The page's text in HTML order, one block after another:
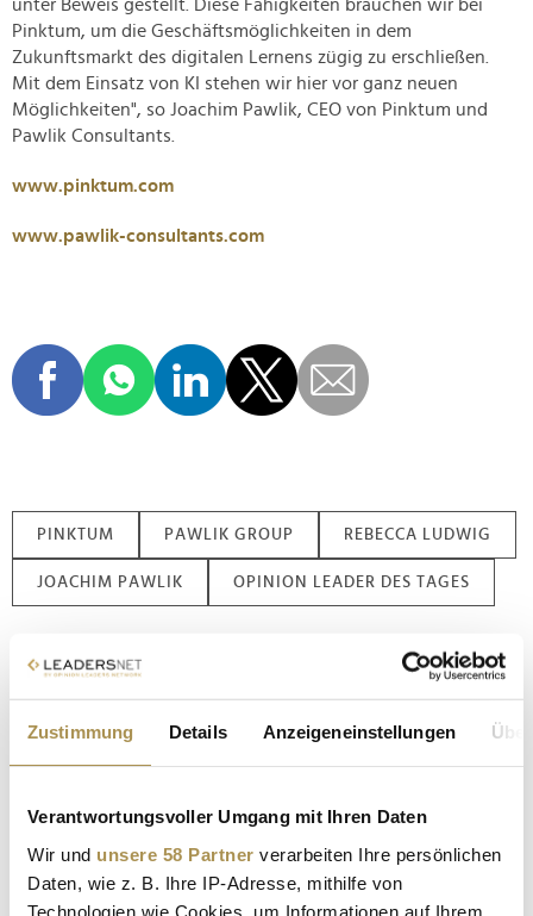
Zustimmung Details Anzeigeneinstellungen
Verantwortungsvoller Umgang mit Ihren Daten
Wir und unsere 58 Partner verarbeiten Ihre persönlichen
Daten, wie z. B. Ihre IP-Adresse, mithilfe von
Technologien wie Cookies, um Informationen auf Ihrem
unter Beweis gestellt. Diese Fähigkeiten brauchen wir bei
Pinktum, um die Geschäftsmöglichkeiten in dem
Zukunftsmarkt des digitalen Lernens zügig zu erschließen.
Mit dem Einsatz von KI stehen wir hier vor ganz neuen
Möglichkeiten", so Joachim Pawlik, CEO von Pinktum und
Pawlik Consultants.
www.pinktum.com
www.pawlik-consultants.com
PINKTUM PAWLIK GROUP REBECCA LUDWIG
JOACHIM PAWLIK OPINION LEADER DES TAGES
Nachname / Firma
LAUTSCHALTEN